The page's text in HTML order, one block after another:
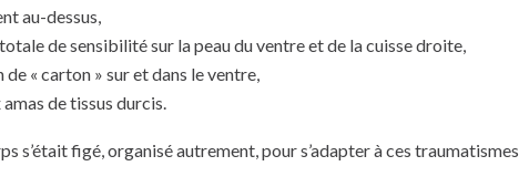
au-dessus,
de sensibilité sur la peau du ventre et de la cuisse droite,
de « carton » sur et dans le ventre,
de tissus durcis.
s’était figé, organisé autrement, pour s’adapter à ces traumatismes